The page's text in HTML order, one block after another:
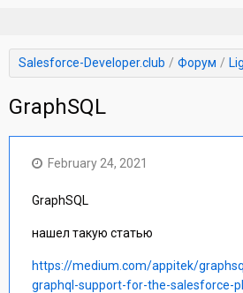
Salesforce-Developer.club Форум
GraphSQL
February 24, 2021
GraphSQL
нашел такую статью
https://medium.com/appitek/
graphql-support-for-the-salesforce-